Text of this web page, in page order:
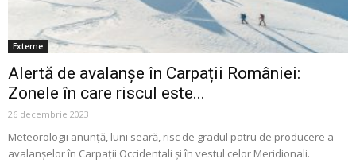
Externe
Alertă de avalanșe în Carpații României:
Zonele în care riscul este...
26 decembrie 2023
Meteorologii anunţă, luni seară, risc de gradul patru de producere a
avalanşelor în Carpaţii Occidentali şi în vestul celor Meridionali.